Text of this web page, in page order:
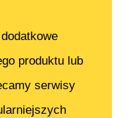
produktu lub
serwisy